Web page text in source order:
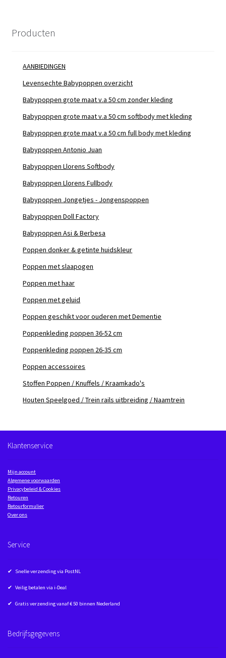
Producten
AANBIEDINGEN
Levensechte Babypoppen overzicht
Babypoppen grote maat v.a 50 cm zonder kleding
Babypoppen grote maat v.a 50 cm softbody met kleding
Babypoppen grote maat v.a 50 cm full body met kleding
Babypoppen Antonio Juan
Babypoppen Llorens Softbody
Babypoppen Llorens Fullbody
Babypoppen Jongetjes - Jongenspoppen
Babypoppen Doll Factory
Babypoppen Asi & Berbesa
Poppen donker & getinte huidskleur
Poppen met slaapogen
Poppen met haar
Poppen met geluid
Poppen geschikt voor ouderen met Dementie
Poppenkleding poppen 36-52 cm
Poppenkleding poppen 26-35 cm
Poppen accessoires
Stoffen Poppen / Knuffels / Kraamkado's
Houten Speelgoed / Trein rails uitbreiding / Naamtrein
Klantenservice
Mijn account
Algemene voorwaarden
Privacybeleid & Cookies
Retouren
Retourformulier
Over ons
Service
✔ Snelle verzending via PostNL
✔ Veilig betalen via i-Deal
✔ Gratis verzending vanaf € 50 binnen Nederland
Bedrijfsgegevens